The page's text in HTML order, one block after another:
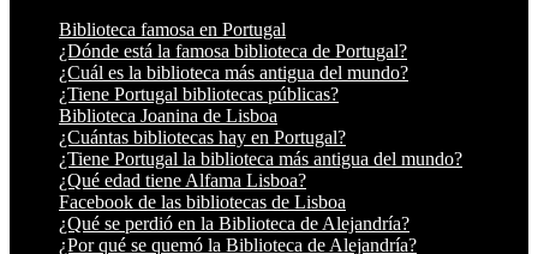
Biblioteca famosa en Portugal
¿Dónde está la famosa biblioteca de Portugal?
¿Cuál es la biblioteca más antigua del mundo?
¿Tiene Portugal bibliotecas públicas?
Biblioteca Joanina de Lisboa
¿Cuántas bibliotecas hay en Portugal?
¿Tiene Portugal la biblioteca más antigua del mundo?
¿Qué edad tiene Alfama Lisboa?
Facebook de las bibliotecas de Lisboa
¿Qué se perdió en la Biblioteca de Alejandría?
¿Por qué se quemó la Biblioteca de Alejandría?